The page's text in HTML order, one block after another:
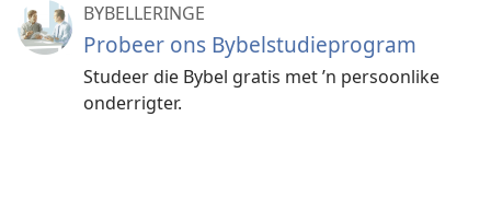
BYBELLERINGE
Probeer ons Bybelstudieprogram
Studeer die Bybel gratis met ’n persoonlike
onderrigter.